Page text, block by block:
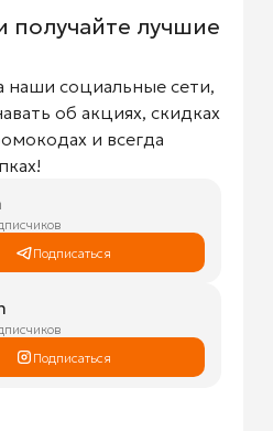
получайте лучшие
наши социальные сети,
об акциях, скидках
и всегда
Подписаться
Подписаться